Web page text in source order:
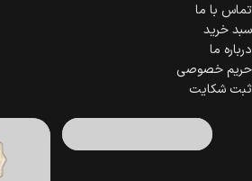
تماس با ما
سبد خرید
درباره ما
حریم خصوصی
ثبت شکایت